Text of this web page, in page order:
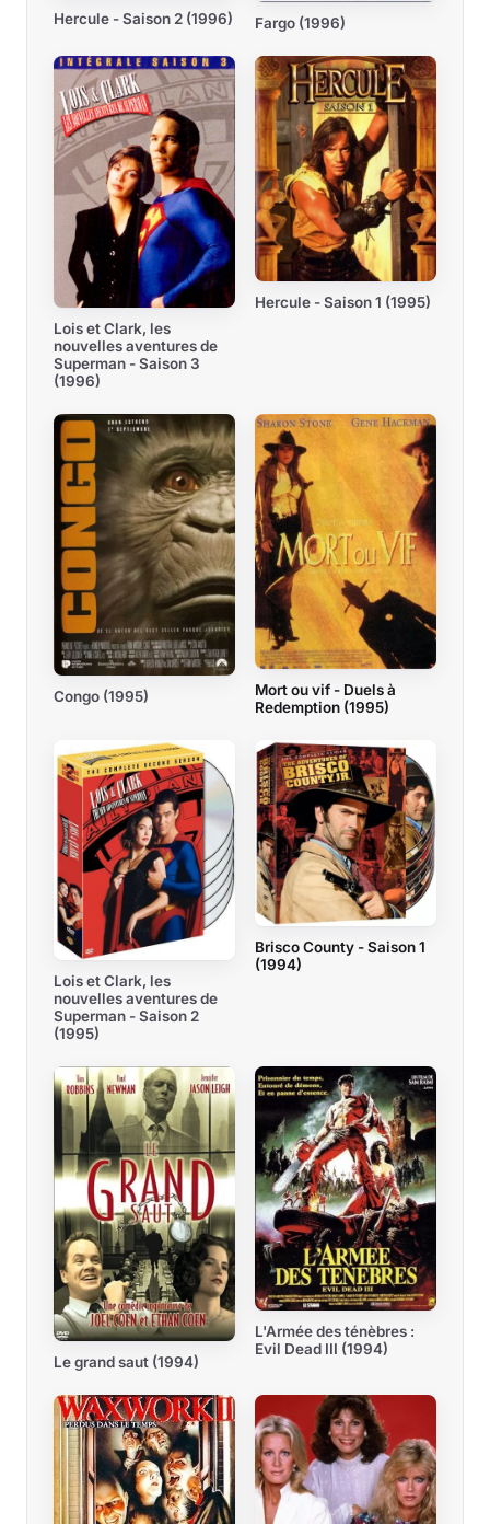
Hercule - Saison 2 (1996) Fargo (1996)
Lois et Clark, les
nouvelles aventures de
Superman - Saison 3
(1996)
Hercule - Saison 1 (1995)
Congo (1995)
Mort ou vif - Duels à
Redemption (1995)
Lois et Clark, les
nouvelles aventures de
Superman - Saison 2
(1995)
Brisco County - Saison 1
(1994)
Le grand saut (1994)
L'Armée des ténèbres :
Evil Dead III (1994)